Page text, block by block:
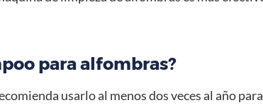
para alfombras?
usarlo al menos dos veces al año